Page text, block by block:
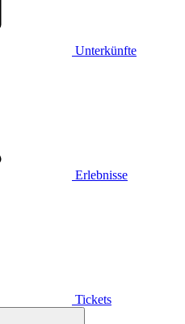
Unterkünfte
Erlebnisse
Tickets